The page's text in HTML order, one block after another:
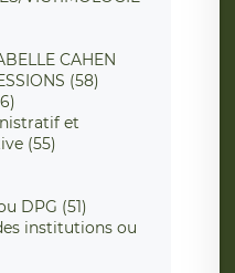
CAHEN
(58)
et
(55)
DPG (51)
institutions ou